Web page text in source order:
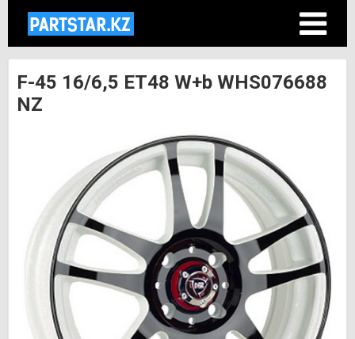
F-45 16/6,5 ET48 W+b WHS076688
NZ